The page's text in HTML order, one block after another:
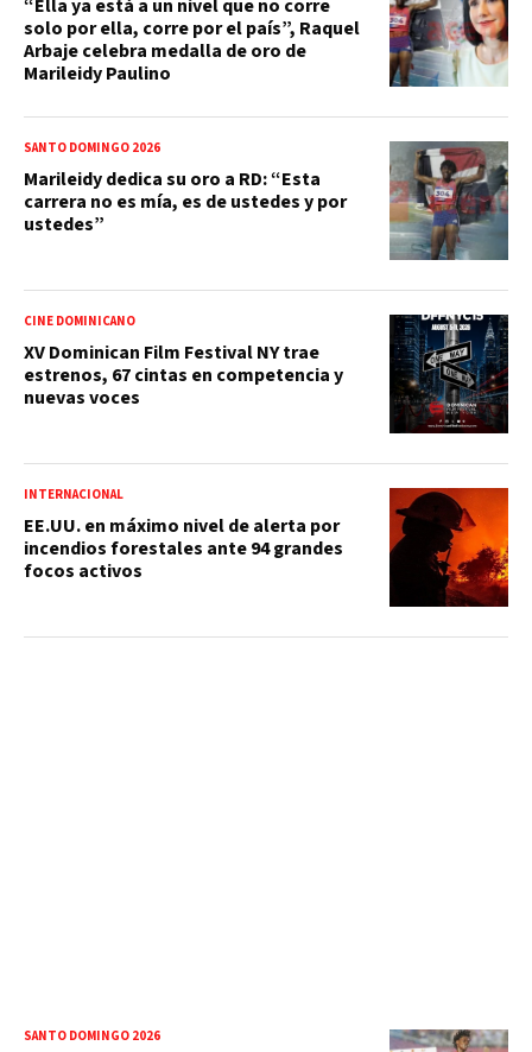
“Ella ya está a un nivel que no corre
solo por ella, corre por el país”, Raquel
Arbaje celebra medalla de oro de
Marileidy Paulino
SANTO DOMINGO 2026
Marileidy dedica su oro a RD: “Esta
carrera no es mía, es de ustedes y por
ustedes”
CINE DOMINICANO
XV Dominican Film Festival NY trae
estrenos, 67 cintas en competencia y
nuevas voces
INTERNACIONAL
EE.UU. en máximo nivel de alerta por
incendios forestales ante 94 grandes
focos activos
SANTO DOMINGO 2026